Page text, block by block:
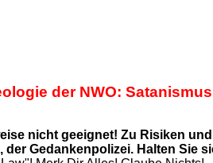
der NWO:
nicht geeignet! Zu Risiken
Gedankenpolizei. Halten Sie